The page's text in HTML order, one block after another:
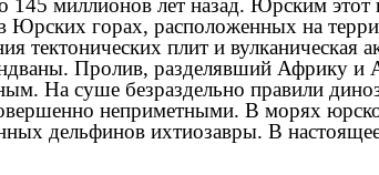
миллионов лет назад. Юрским этот
Юрских горах, расположенных на
тектонических плит и вулканическая
Пролив, разделявший Африку и
На суше безраздельно правили
неприметными. В морях
дельфинов ихтиозавры. В